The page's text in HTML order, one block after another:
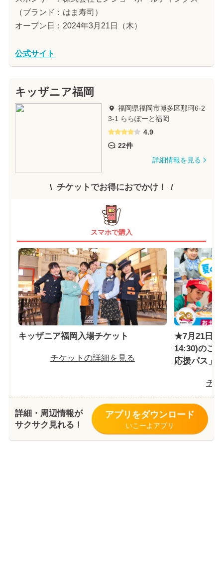
（ブランド：はま寿司）
オープン日：2024年3月21日（木）
公式サイト
キッザニア福岡
福岡県福岡市博多区那珂6-2
3-1 ららぽーと福岡
4.9
22件
詳細情報を見る
チケットでお得におでかけ！
スマホで購入
キッザニア福岡入場チケット
チケットの詳細を見る
★7月21日～
14:30)のご
応援パス」
チ
詳細・周辺情報が
サクサク見れる！
アプリをダウンロード
いこーよアプリ